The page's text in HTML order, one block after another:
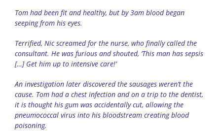
Tom had been fit and healthy, but by 3am blood began
seeping from his eyes.
Terrified, Nic screamed for the nurse, who finally called the
consultant. He was furious and shouted, ‘This man has sepsis
[…] Get him up to intensive care!’
An investigation later discovered the sausages weren’t the
cause. Tom had a chest infection and on a trip to the dentist,
it is thought his gum was accidentally cut, allowing the
pneumococcal virus into his bloodstream creating blood
poisoning.